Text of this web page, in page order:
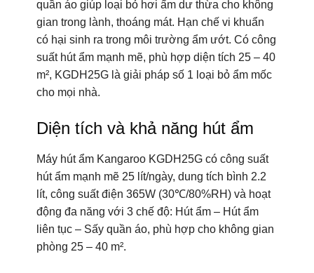
quần áo giúp loại bỏ hơi ẩm dư thừa cho không
gian trong lành, thoáng mát. Hạn chế vi khuẩn
có hại sinh ra trong môi trường ẩm ướt. Có công
suất hút ẩm mạnh mẽ, phù hợp diện tích 25 – 40
m², KGDH25G là giải pháp số 1 loại bỏ ẩm mốc
cho mọi nhà.
Diện tích và khả năng hút ẩm
Máy hút ẩm Kangaroo KGDH25G có công suất
hút ẩm mạnh mẽ 25 lít/ngày, dung tích bình 2.2
lít, công suất điện 365W (30℃/80%RH) và hoạt
động đa năng với 3 chế độ: Hút ẩm – Hút ẩm
liên tục – Sấy quần áo, phù hợp cho không gian
phòng 25 – 40 m².